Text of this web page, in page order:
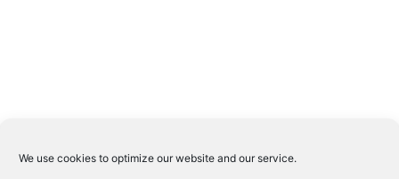
We use cookies to optimize our website and our service.